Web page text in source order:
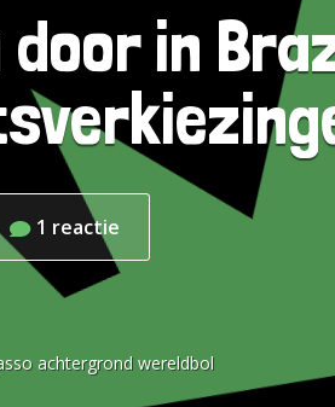
door in
1 reactie
achtergrond wereldbol